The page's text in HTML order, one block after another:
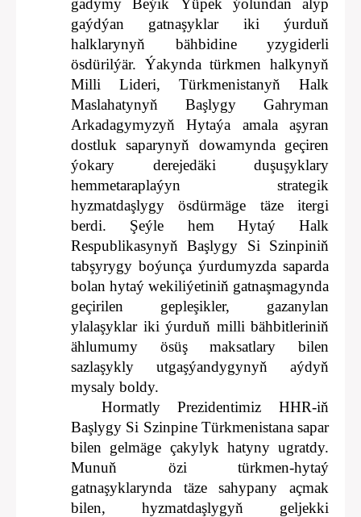
gadymy Beýik Ýüpek ýolundan alyp
gaýdýan gatnaşyklar iki ýurduň
halklarynyň bähbidine yzygiderli
ösdürilýär. Ýakynda türkmen halkynyň
Milli Lideri, Türkmenistanyň Halk
Maslahatynyň Başlygy Gahryman
Arkadagymyzyň Hytaýa amala aşyran
dostluk saparynyň dowamynda geçiren
ýokary derejedäki duşuşyklary
hemmetaraplaýyn strategik
hyzmatdaşlygy ösdürmäge täze itergi
berdi. Şeýle hem Hytaý Halk
Respublikasynyň Başlygy Si Szinpiniň
tabşyrygy boýunça ýurdumyzda saparda
bolan hytaý wekiliýetiniň gatnaşmagynda
geçirilen gepleşikler, gazanylan
ylalaşyklar iki ýurduň milli bähbitleriniň
ählumumy ösüş maksatlary bilen
sazlaşykly utgaşýandygynyň aýdyň
mysaly boldy.
Hormatly Prezidentimiz HHR-iň
Başlygy Si Szinpine Türkmenistana sapar
bilen gelmäge çakylyk hatyny ugratdy.
Munuň özi türkmen-hytaý
gatnaşyklarynda täze sahypany açmak
bilen, hyzmatdaşlygyň geljekki